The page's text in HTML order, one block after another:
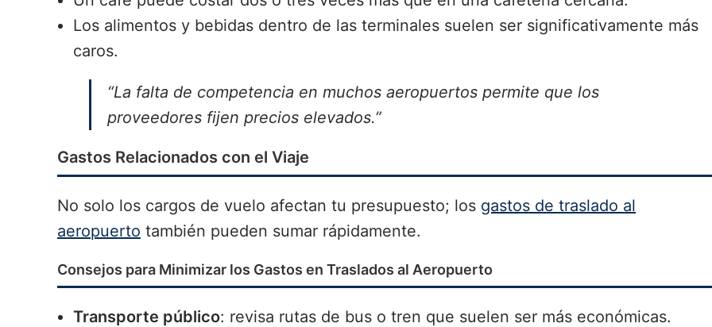
Los alimentos y bebidas dentro de las terminales suelen ser significativamente más
caros.
“La falta de competencia en muchos aeropuertos permite que los
proveedores fijen precios elevados.”
Gastos Relacionados con el Viaje
No solo los cargos de vuelo afectan tu presupuesto; los gastos de traslado al
aeropuerto también pueden sumar rápidamente.
Consejos para Minimizar los Gastos en Traslados al Aeropuerto
Transporte público: revisa rutas de bus o tren que suelen ser más económicas.